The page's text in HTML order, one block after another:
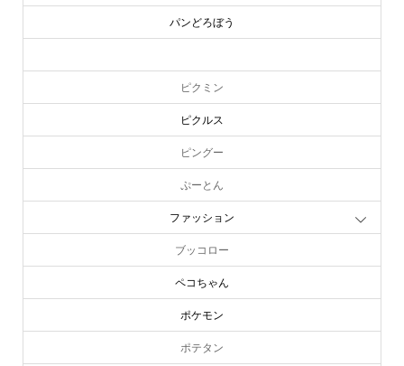
パンどろぼう
ピクミン
ピクルス
ピングー
ぷーとん
ファッション
ブッコロー
ペコちゃん
ポケモン
ポテタン